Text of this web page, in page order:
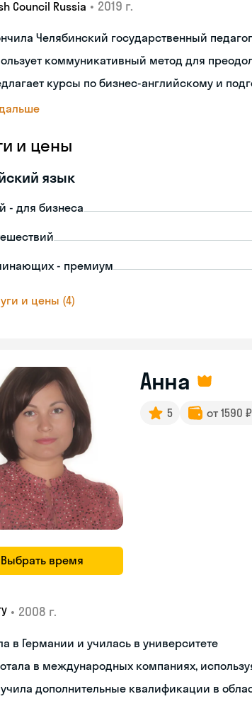
Council Russia • 2019 г.
Челябинский государственный
коммуникативный метод для
курсы по бизнес-английскому и
и цены
язык
- для бизнеса
- премиум
и цены (4)
Выбрать время
Анна
5 от 1590
• 2008 г.
в Германии и училась в университете
в международных компаниях,
дополнительные квалификации в